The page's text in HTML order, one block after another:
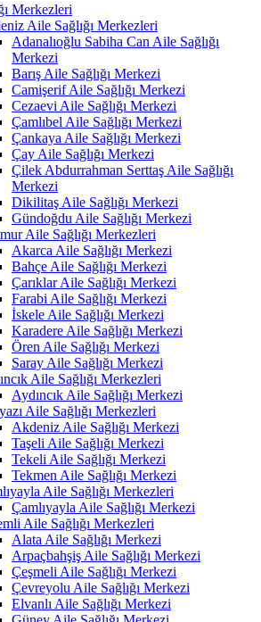
Merkezleri
Aile Sağlığı Merkezleri
Adanalıoğlu Sabiha Can Aile Sağlığı
Merkezi
Barış Aile Sağlığı Merkezi
Camişerif Aile Sağlığı Merkezi
Cezaevi Aile Sağlığı Merkezi
Çamlıbel Aile Sağlığı Merkezi
Çankaya Aile Sağlığı Merkezi
Çay Aile Sağlığı Merkezi
Çilek Abdurrahman Serttaş Aile Sağlığı
Merkezi
Dikilitaş Aile Sağlığı Merkezi
Gündoğdu Aile Sağlığı Merkezi
Aile Sağlığı Merkezleri
Akarca Aile Sağlığı Merkezi
Bahçe Aile Sağlığı Merkezi
Çarıklar Aile Sağlığı Merkezi
Farabi Aile Sağlığı Merkezi
İskele Aile Sağlığı Merkezi
Karadere Aile Sağlığı Merkezi
Ören Aile Sağlığı Merkezi
Saray Aile Sağlığı Merkezi
Aile Sağlığı Merkezleri
Aydıncık Aile Sağlığı Merkezi
Aile Sağlığı Merkezleri
Akdeniz Aile Sağlığı Merkezi
Taşeli Aile Sağlığı Merkezi
Tekeli Aile Sağlığı Merkezi
Tekmen Aile Sağlığı Merkezi
Aile Sağlığı Merkezleri
Çamlıyayla Aile Sağlığı Merkezi
Aile Sağlığı Merkezleri
Alata Aile Sağlığı Merkezi
Arpaçbahşiş Aile Sağlığı Merkezi
Çeşmeli Aile Sağlığı Merkezi
Çevreyolu Aile Sağlığı Merkezi
Elvanlı Aile Sağlığı Merkezi